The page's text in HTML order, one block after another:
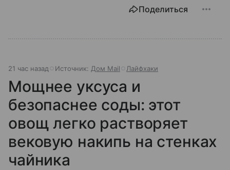
Поделиться
21 час назад Источник: Дом Mail Лайфхаки
Мощнее уксуса и
безопаснее соды: этот
овощ легко растворяет
вековую накипь на стенках
чайника